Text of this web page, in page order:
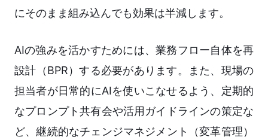
にそのまま組み込んでも効果は半減します。
AIの強みを活かすためには、業務フロー自体を再
設計（BPR）する必要があります。また、現場の
担当者が日常的にAIを使いこなせるよう、定期的
なプロンプト共有会や活用ガイドラインの策定な
ど、継続的なチェンジマネジメント（変革管理）